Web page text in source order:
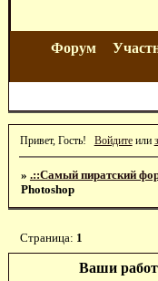
Форум
Привет, Гость! Войдитеили
» .::Самый пиратский
Photoshop
Ваши
Страница: 1